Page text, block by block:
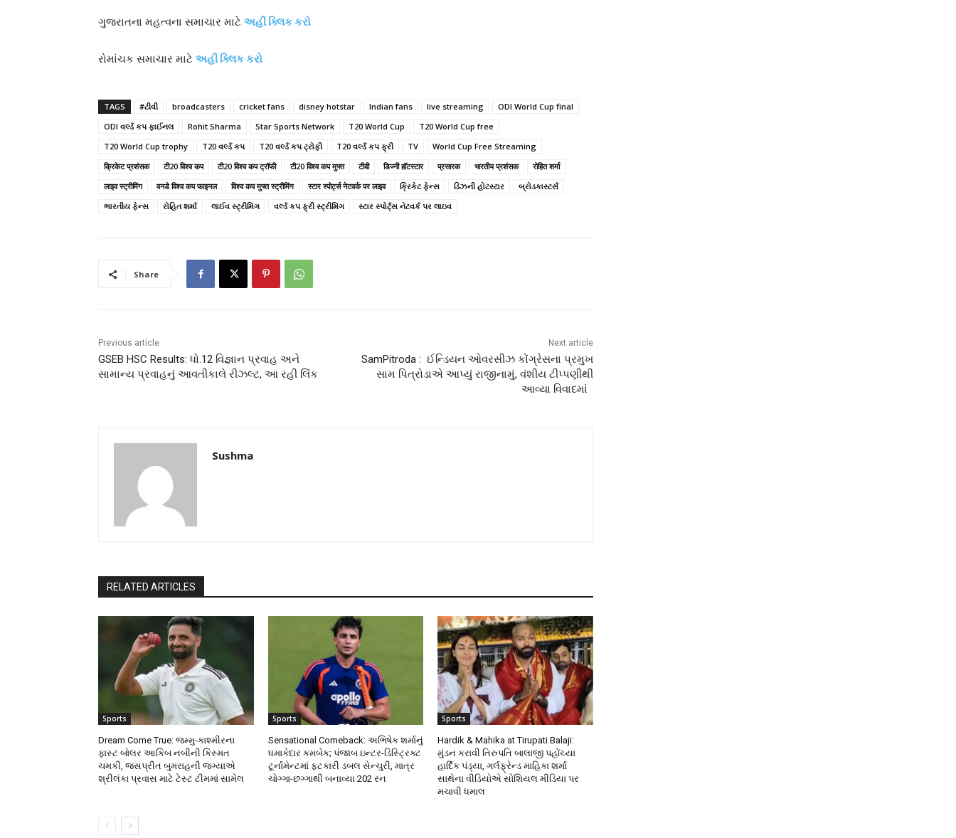
ગુજરાતના મહત્વના સમાચાર માટે અહીં ક્લિક કરો
રોમાંચક સમાચાર માટે અહીં ક્લિક કરો
TAGS #ટીવી broadcasters cricket fans disney hotstar Indian fans live streaming
ODI World Cup final
ODI વર્લ્ડ કપ ફાઈનલ
Rohit Sharma Star Sports Network T20 World Cup
T20 World Cup free
T20 World Cup trophy
T20 વર્લ્ડ કપ T20 વર્લ્ડ કપ ટ્રોફી T20 વર્લ્ડ કપ ફ્રી TV
World Cup Free Streaming
क्रिकेट प्रशंसक
टी20 विश्व कप टी20 विश्व कप ट्रॉफी टी20 विश्व कप मुफ्त टीवी डिज्नी हॉटस्टार प्रसारक भारतीय प्रशंसक
रोहित शर्मा
लाइव स्ट्रीमिंग
वनडे विश्व कप फाइनल विश्व कप मुफ्त स्ट्रीमिंग स्टार स्पोर्ट्स नेटवर्क पर लाइव ક્રિકેટ ફેન્સ ડિઝની હોટસ્ટાર
બ્રોડકાસ્ટર્સ
ભારતીય ફેન્સ
રોહિત શર્મા લાઈવ સ્ટ્રીમિંગ વર્લ્ડ કપ ફ્રી સ્ટ્રીમિંગ સ્ટાર સ્પોર્ટ્સ નેટવર્ક પર લાઇવ
Share
Previous article
GSEB HSC Results: ધો.12 વિજ્ઞાન પ્રવાહ અને
સામાન્ય પ્રવાહનું આવતીકાલે રીઝલ્ટ, આ રહી લિંક
Next article
SamPitroda : ઈન્ડિયન ઓવરસીઝ કોંગ્રેસના પ્રમુખ
સામ પિત્રોડાએ આપ્યું રાજીનામું, વંશીય ટીપ્પણીથી
આવ્યા વિવાદમાં
Sushma
RELATED ARTICLES
Sports
Dream Come True: જમ્મુ-કાશ્મીરના
ફાસ્ટ બોલર આકિબ નબીની કિસ્મત
ચમકી, જસપ્રીત બુમરાહની જગ્યાએ
શ્રીલંકા પ્રવાસ માટે ટેસ્ટ ટીમમાં સામેલ
Sports
Sensational Comeback: અભિષેક શર્માનું
ધમાકેદાર કમબેક; પંજાબ ઇન્ટર-ડિસ્ટ્રિક્ટ
ટૂર્નામેન્ટમાં ફટકારી ડબલ સેન્ચુરી, માત્ર
ચોગ્ગા-છગ્ગાથી બનાવ્યા 202 રન
Sports
Hardik & Mahika at Tirupati Balaji:
મુંડન કરાવી તિરુપતિ બાલાજી પહોંચ્યા
હાર્દિક પંડ્યા, ગર્લફ્રેન્ડ માહિકા શર્મા
સાથેના વીડિયોએ સોશિયલ મીડિયા પર
મચાવી ધમાલ